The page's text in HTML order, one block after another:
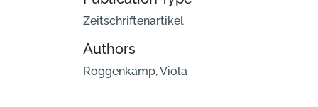
Zeitschriftenartikel
Authors
Roggenkamp, Viola